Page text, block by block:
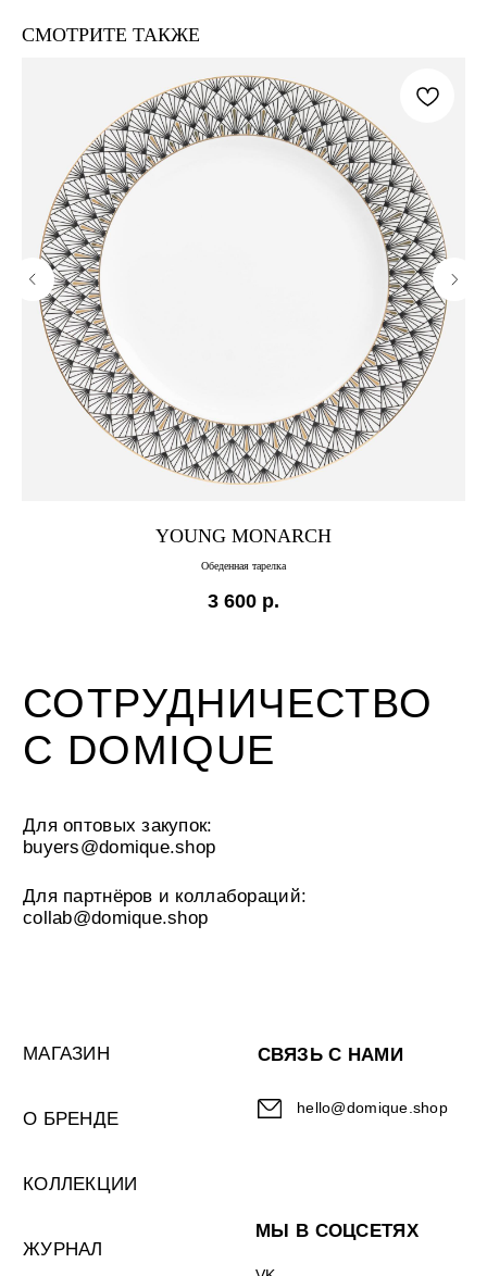
СМОТРИТЕ ТАКЖЕ
YOUNG MONARCH
Обеденная тарелка
3 600 р.
СОТРУДНИЧЕСТВО
С DOMIQUE
Для оптовых закупок:
buyers@domique.shop
Для партнёров и коллабораций:
collab@domique.shop
СВЯЗЬ С НАМИ
TELEGRAM
разработка сайта
hello@domique.shop